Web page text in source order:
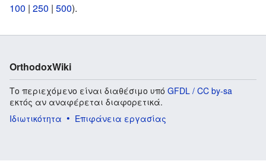
100 | 250 | 500).
OrthodoxWiki
Το περιεχόμενο είναι διαθέσιμο υπό GFDL / CC by-sa
εκτός αν αναφέρεται διαφορετικά.
Ιδιωτικότητα
Επιφάνεια εργασίας